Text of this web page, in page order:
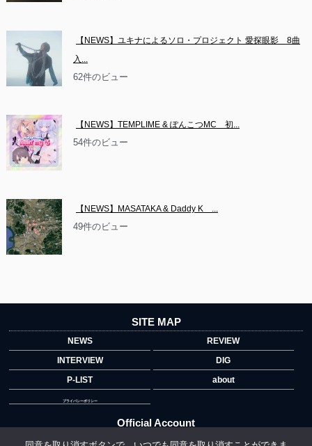
【NEWS】ユキナによるソロ・プロジェクト 愛探眼影　8曲
入...
62件のビュー
【NEWS】TEMPLIME & ぽんこつMC　初...
54件のビュー
【NEWS】MASATAKA & Daddy K　...
49件のビュー
SITE MAP
NEWS
REVIEW
INTERVIEW
DIG
P-LIST
about
プライバシーポリシー
Official Account